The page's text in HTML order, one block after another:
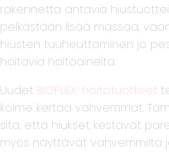
rakennetta antavia
pelkästään lisää massaa,
hiusten tuuheuttaminen jo
hoitavia hoitoaineita.
Uudet BIOPLEX-hoitotuotteet
kolme kertaa vahvemmat.
sitä, että hiukset kestävät
myös näyttävät vahvemmilta